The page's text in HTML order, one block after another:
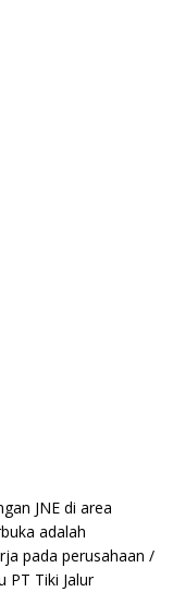
JNE di area
adalah
pada perusahaan /
PT Tiki Jalur